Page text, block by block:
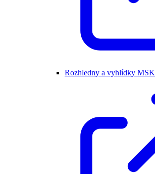
Rozhledny a vyhlídky MSK